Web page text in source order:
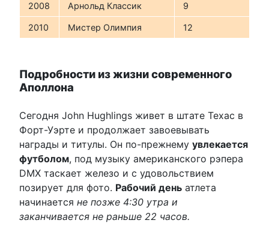
2008 Арнольд Классик 9
2010 Мистер Олимпия 12
Подробности из жизни современного
Аполлона
Сегодня John Hughlings живет в штате Техас в
Форт-Уэрте и продолжает завоевывать
награды и титулы. Он по-прежнему увлекается
футболом, под музыку американского рэпера
DMX таскает железо и с удовольствием
позирует для фото. Рабочий день атлета
начинается не позже 4:30 утра и
заканчивается не раньше 22 часов.